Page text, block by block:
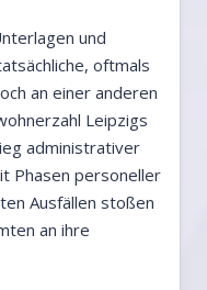
und
oftmals
an einer anderen
Leipzigs
administrativer
Phasen personeller
Ausfällen stoßen
an ihre